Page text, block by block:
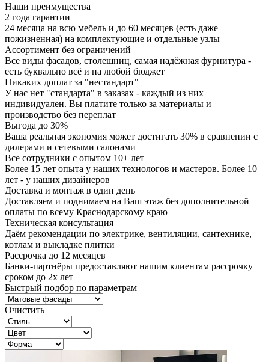
Наши преимущества
2 года гарантии
24 месяца на всю мебель и до 60 месяцев (есть даже
пожизненная) на комплектующие и отдельные узлы
Ассортимент без ограничений
Все виды фасадов, столешниц, самая надёжная фурнитура -
есть буквально всё и на любой бюджет
Никаких доплат за "нестандарт"
У нас нет "стандарта" в заказах - каждый из них
индивидуален. Вы платите только за материалы и
производство без переплат
Выгода до 30%
Ваша реальная экономия может достигать 30% в сравнении с
дилерами и сетевыми салонами
Все сотрудники с опытом 10+ лет
Более 15 лет опыта у наших технологов и мастеров. Более 10
лет - у наших дизайнеров
Доставка и монтаж в один день
Доставляем и поднимаем на Ваш этаж без дополнительной
оплаты по всему Краснодарскому краю
Техническая консультация
Даём рекомендации по электрике, вентиляции, сантехнике,
котлам и выкладке плитки
Рассрочка до 12 месяцев
Банки-партнёры предоставляют нашим клиентам рассрочку
сроком до 2х лет
Быстрый подбор по параметрам
Очистить